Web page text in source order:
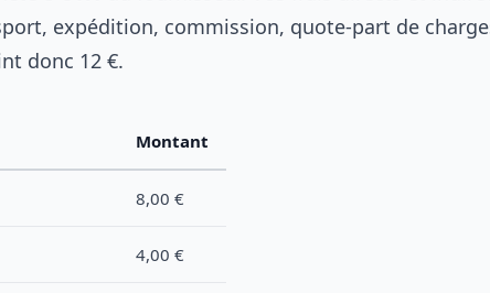
expédition, commission, quote-part de
donc 12 €.
Montant
8,00 €
4,00 €